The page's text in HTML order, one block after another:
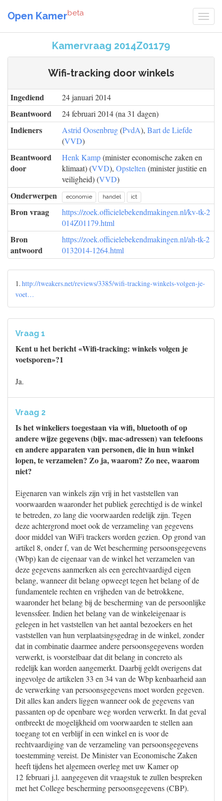
Open Kamerbeta
Kamervraag 2014Z01179
Wifi-tracking door winkels
Ingediend 24 januari 2014
Beantwoord 24 februari 2014 (na 31 dagen)
Indieners Astrid Oosenbrug(PvdA), Bart de Liefde
(VVD)
Beantwoord
door
Henk Kamp(minister economische zaken en
klimaat) (VVD), Opstelten (minister justitie en
veiligheid) (VVD)
Onderwerpen economie handel ict
Bron vraag
https://zoek.officielebekendmakingen.nl/kv-tk-2
014Z01179.html
Bron
antwoord
https://zoek.officielebekendmakingen.nl/ah-tk-2
0132014-1264.html
1.http://tweakers.net/reviews/3385/wifi-tracking-winkels-volgen-je-
voet…
Vraag 1
Kent u het bericht «Wifi-tracking: winkels volgen je
voetsporen»?1
Ja.
Vraag 2
Is het winkeliers toegestaan via wifi, bluetooth of op
andere wijze gegevens (bijv. mac-adressen) van telefoons
en andere apparaten van personen, die in hun winkel
lopen, te verzamelen? Zo ja, waarom? Zo nee, waarom
niet?
Eigenaren van winkels zijn vrij in het vaststellen van
voorwaarden waaronder het publiek gerechtigd is de winkel
te betreden, zo lang die voorwaarden redelijk zijn. Tegen
deze achtergrond moet ook de verzameling van gegevens
door middel van WiFi trackers worden gezien. Op grond van
artikel 8, onder f, van de Wet bescherming persoonsgegevens
(Wbp) kan de eigenaar van de winkel het verzamelen van
deze gegevens aanmerken als een gerechtvaardigd eigen
belang, wanneer dit belang opweegt tegen het belang of de
fundamentele rechten en vrijheden van de betrokkene,
waaronder het belang bij de bescherming van de persoonlijke
levenssfeer. Indien het belang van de winkeleigenaar is
gelegen in het vaststellen van het aantal bezoekers en het
vaststellen van hun verplaatsingsgedrag in de winkel, zonder
dat in combinatie daarmee andere persoonsgegevens worden
verwerkt, is voorstelbaar dat dit belang in concreto als
redelijk kan worden aangemerkt. Daarbij geldt overigens dat
ingevolge de artikelen 33 en 34 van de Wbp kenbaarheid aan
de verwerking van persoonsgegevens moet worden gegeven.
Dit alles kan anders liggen wanneer ook de gegevens van
passanten op de openbare weg worden verwerkt. In dat geval
ontbreekt de mogelijkheid om voorwaarden te stellen aan
toegang tot en verblijf in een winkel en is voor de
rechtvaardiging van de verzameling van persoonsgegevens
toestemming vereist. De Minister van Economische Zaken
heeft tijdens het algemeen overleg met uw Kamer op
12 februari j.l. aangegeven dit vraagstuk te zullen bespreken
met het College bescherming persoonsgegevens (CBP).